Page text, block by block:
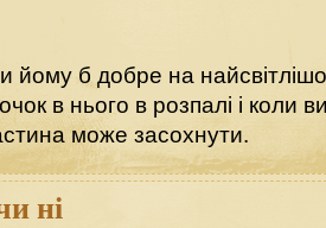
б добре на
в нього в розпалі і коли
може засохнути.
ні